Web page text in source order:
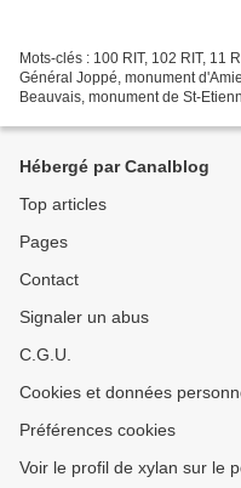
Mots-clés : 100 RIT, 102 RIT, 11
Général Joppé, monument
Beauvais, monument de St-
Hébergé par Canalblog
Top articles
Pages
Contact
Signaler un abus
C.G.U.
Cookies et données
Préférences cookies
Voir le profil de xylan sur le